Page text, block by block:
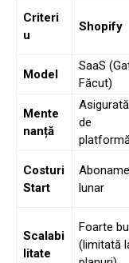
Criteri
u
Shopify
Model
SaaS
Făcut)
Mente
nanță
Asigurată
de
Costuri
Start
lunar
Scalabi
litate
Foarte
(limitată